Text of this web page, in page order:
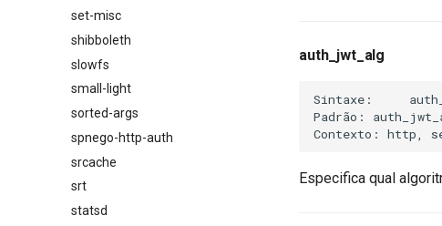
set-misc
shibboleth
slowfs
small-light
sorted-args
spnego-http-auth
srcache
srt
statsd
auth_jwt_alg
Sintaxe:
Padrão:
Especifica qual